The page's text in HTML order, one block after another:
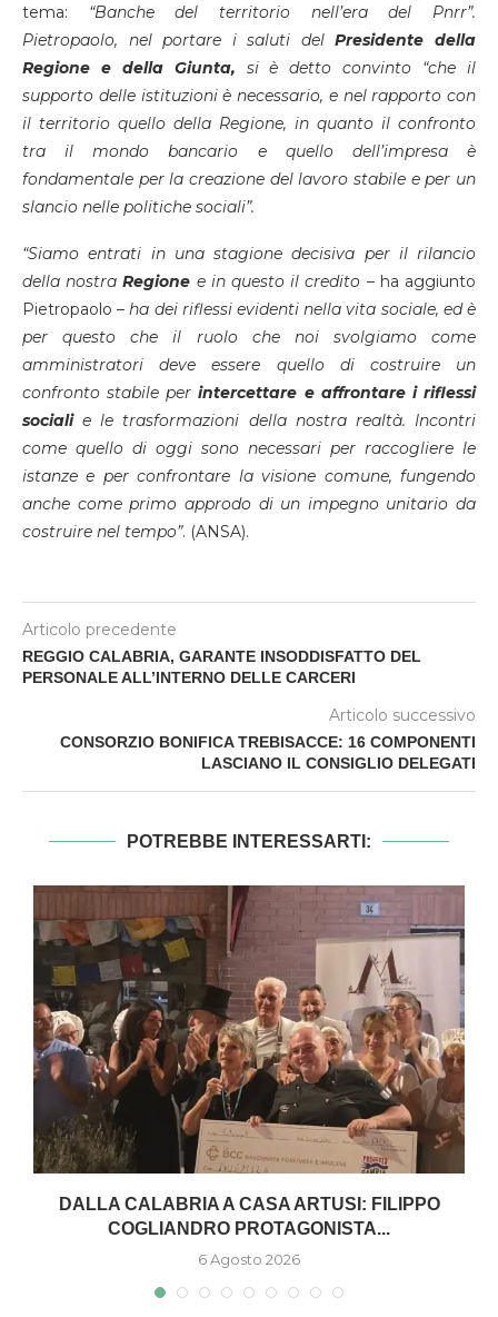
tema: “Banche del territorio nell’era del Pnrr”.
Pietropaolo, nel portare i saluti delPresidente della
Regione e della Giunta, si è detto convinto “che il
supporto delle istituzioni è necessario, e nel rapporto con
il territorio quello della Regione, in quanto il confronto
tra il mondo bancario e quello dell’impresa è
fondamentale per la creazione del lavoro stabile e per un
slancio nelle politiche sociali”.
“Siamo entrati in una stagione decisiva per il rilancio
della nostraRegione e in questo il credito – ha aggiunto
Pietropaolo –ha dei riflessi evidenti nella vita sociale, ed è
per questo che il ruolo che noi svolgiamo come
amministratori deve essere quello di costruire un
confronto stabile per intercettare e affrontare i riflessi
socialie le trasformazioni della nostra realtà. Incontri
come quello di oggi sono necessari per raccogliere le
istanze e per confrontare la visione comune, fungendo
anche come primo approdo di un impegno unitario da
costruire nel tempo”. (ANSA).
Articolo precedente
REGGIO CALABRIA, GARANTE INSODDISFATTO DEL
PERSONALE ALL’INTERNO DELLE CARCERI
Articolo successivo
CONSORZIO BONIFICA TREBISACCE: 16 COMPONENTI
LASCIANO IL CONSIGLIO DELEGATI
POTREBBE INTERESSARTI:
DALLA CALABRIA A CASA ARTUSI: FILIPPO
COGLIANDRO PROTAGONISTA...
6 Agosto 2026